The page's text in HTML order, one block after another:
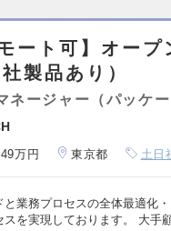
ート可】オー
製品あり）
ネージャー（パッケ
万円 東京都 土日
と業務プロセスの全体最適化
スを実現しております。 大手